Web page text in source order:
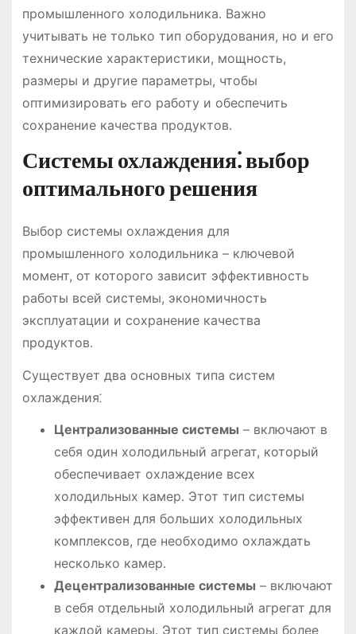
промышленного холодильника․ Важно
учитывать не только тип оборудования, но и его
технические характеристики, мощность,
размеры и другие параметры, чтобы
оптимизировать его работу и обеспечить
сохранение качества продуктов․
Системы охлаждения⁚ выбор
оптимального решения
Выбор системы охлаждения для
промышленного холодильника – ключевой
момент, от которого зависит эффективность
работы всей системы, экономичность
эксплуатации и сохранение качества
продуктов․
Существует два основных типа систем
охлаждения⁚
Централизованные системы – включают в
себя один холодильный агрегат, который
обеспечивает охлаждение всех
холодильных камер․ Этот тип системы
эффективен для больших холодильных
комплексов, где необходимо охлаждать
несколько камер․
Децентрализованные системы – включают
в себя отдельный холодильный агрегат для
каждой камеры․ Этот тип системы более